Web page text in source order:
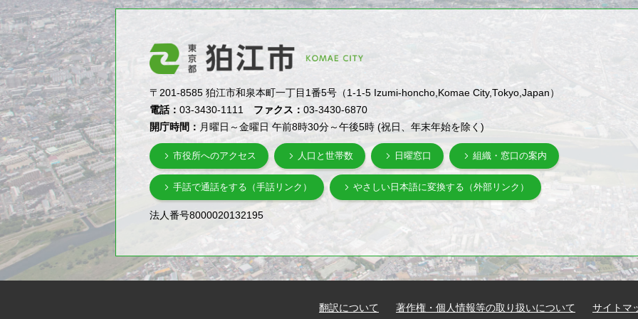
〒201-8585 狛江市和泉本町一丁目1番5号（1-1-5 Izumi-honcho,Komae City,Tokyo,Japan）
電話：03-3430-1111 ファクス：03-3430-6870
開庁時間： 月曜日～金曜日 午前8時30分～午後5時 (祝日、年末年始を除く)
市役所へのアクセス 人口と世帯数 日曜窓口 組織・窓口の案内
手話で通話をする（手話リンク） やさしい日本語に変換する（外部リンク）
法人番号8000020132195
翻訳について 著作権・個人情報等の取り扱いについて サイトマ